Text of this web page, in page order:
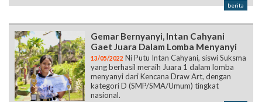
berita
Gemar Bernyanyi, Intan Cahyani
Gaet Juara Dalam Lomba Menyanyi
13/05/2022 Ni Putu Intan Cahyani, siswi Suksma
yang berhasil meraih Juara 1 dalam lomba
menyanyi dari Kencana Draw Art, dengan
kategori D (SMP/SMA/Umum) tingkat
nasional.